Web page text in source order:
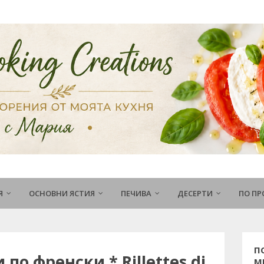
ОСНОВНИ ЯСТИЯ ПЕЧИВА ДЕСЕРТИ ПО